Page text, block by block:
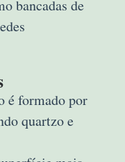
bancadas de
é formado por
quartzo e